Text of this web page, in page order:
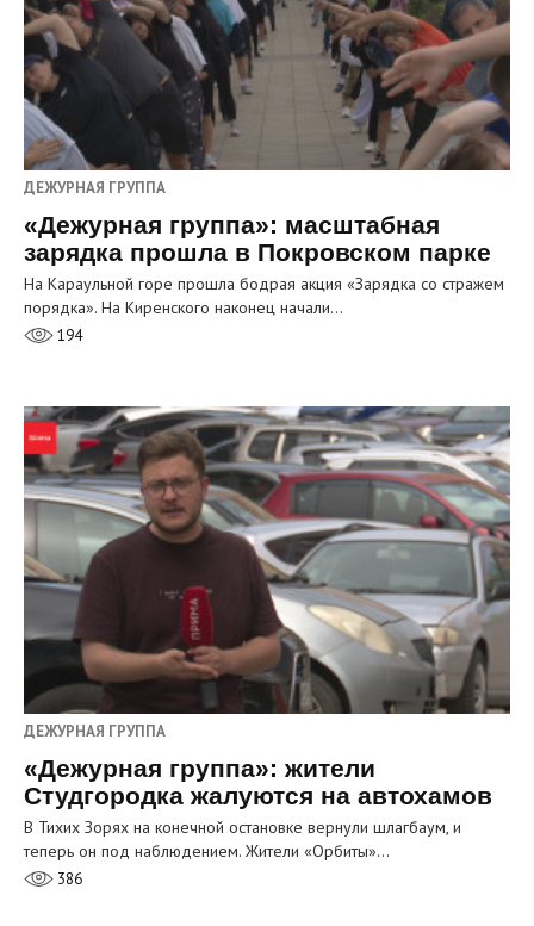
ДЕЖУРНАЯ ГРУППА
«Дежурная группа»: масштабная
зарядка прошла в Покровском парке
На Караульной горе прошла бодрая акция «Зарядка со стражем
порядка». На Киренского наконец начали…
194
ДЕЖУРНАЯ ГРУППА
«Дежурная группа»: жители
Студгородка жалуются на автохамов
В Тихих Зорях на конечной остановке вернули шлагбаум, и
теперь он под наблюдением. Жители «Орбиты»…
386